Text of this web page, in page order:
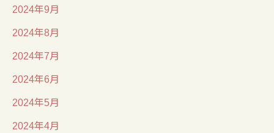
2024年9月
2024年8月
2024年7月
2024年6月
2024年5月
2024年4月